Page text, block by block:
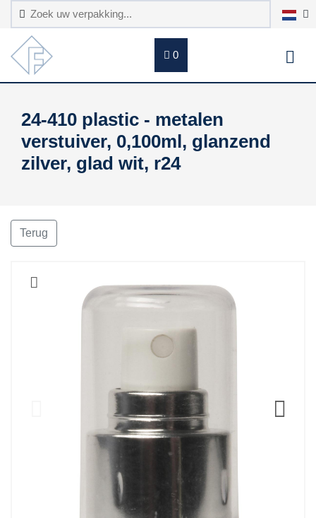
0
24-410 plastic - metalen
verstuiver, 0,100ml, glanzend
zilver, glad wit, r24
Terug